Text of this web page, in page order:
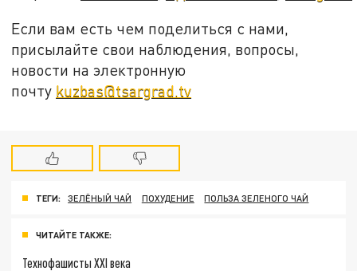
Если вам есть чем поделиться с нами,
присылайте свои наблюдения, вопросы,
новости на электронную
почту kuzbas@tsargrad.tv
ТЕГИ: ЗЕЛЁНЫЙ ЧАЙ ПОХУДЕНИЕ ПОЛЬЗА ЗЕЛЕНОГО ЧАЙ
ЧИТАЙТЕ ТАКЖЕ:
Технофашисты XXI века